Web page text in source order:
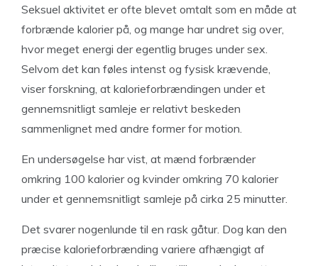
Seksuel aktivitet er ofte blevet omtalt som en måde at
forbrænde kalorier på, og mange har undret sig over,
hvor meget energi der egentlig bruges under sex.
Selvom det kan føles intenst og fysisk krævende,
viser forskning, at kalorieforbrændingen under et
gennemsnitligt samleje er relativt beskeden
sammenlignet med andre former for motion.
En undersøgelse har vist, at mænd forbrænder
omkring 100 kalorier og kvinder omkring 70 kalorier
under et gennemsnitligt samleje på cirka 25 minutter.
Det svarer nogenlunde til en rask gåtur. Dog kan den
præcise kalorieforbrænding variere afhængigt af